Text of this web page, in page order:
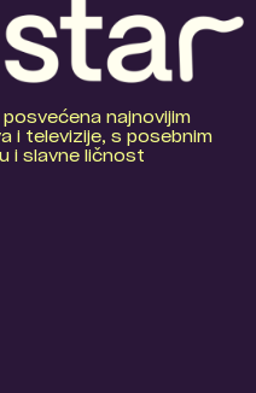
najnovijim
i televizije, s posebnim
i slavne ličnost